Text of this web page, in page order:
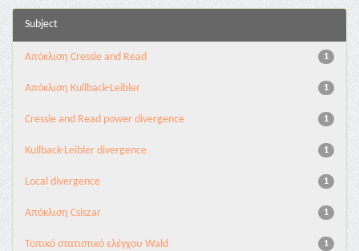
Subject
1
Aπόκλιση Cressie and Read
1
Aπόκλιση Kullback-Leibler
1
Cressie and Read power divergence
1
Kullback-Leibler divergence
1
Local divergence
1
Απόκλιση Csiszar
1
Τοπικό στατιστικό ελέγχου Wald